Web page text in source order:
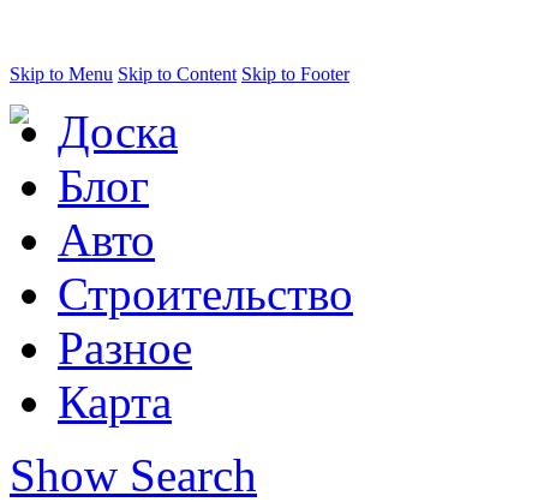
Skip to Menu Skip to Content Skip to Footer
Доска
Блог
Авто
Строительство
Разное
Карта
Show Search